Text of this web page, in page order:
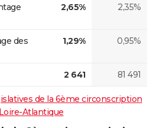
2,65% 2,35%
des
1,29% 0,95%
2 641 81 491
de la 6ème circonscription
Atlantique